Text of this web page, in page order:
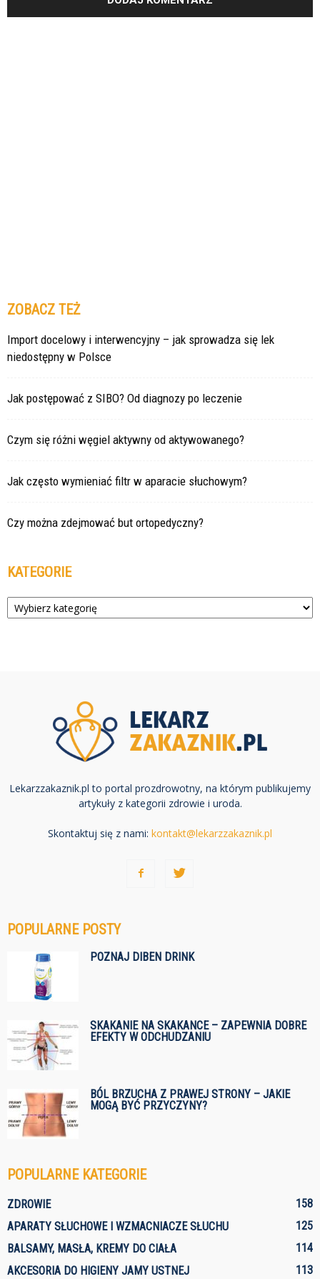
ZOBACZ TEŻ
Import docelowy i interwencyjny – jak sprowadza się lek
niedostępny w Polsce
Jak postępować z SIBO? Od diagnozy po leczenie
Czym się różni węgiel aktywny od aktywowanego?
Jak często wymieniać filtr w aparacie słuchowym?
Czy można zdejmować but ortopedyczny?
KATEGORIE
Kategorie
Lekarzzakaznik.pl to portal prozdrowotny, na którym publikujemy
artykuły z kategorii zdrowie i uroda.
Skontaktuj się z nami: kontakt@lekarzzakaznik.pl
POPULARNE POSTY
POZNAJ DIBEN DRINK
SKAKANIE NA SKAKANCE – ZAPEWNIA DOBRE
EFEKTY W ODCHUDZANIU
BÓL BRZUCHA Z PRAWEJ STRONY – JAKIE
MOGĄ BYĆ PRZYCZYNY?
POPULARNE KATEGORIE
ZDROWIE
158
APARATY SŁUCHOWE I WZMACNIACZE SŁUCHU
125
BALSAMY, MASŁA, KREMY DO CIAŁA
114
AKCESORIA DO HIGIENY JAMY USTNEJ
113